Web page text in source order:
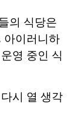
의 식당은
아이러니하
영 중인 식
시 열 생각